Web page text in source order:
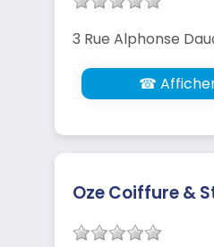
3 Rue Alphonse
☎ Afficher
Oze Coiffure &